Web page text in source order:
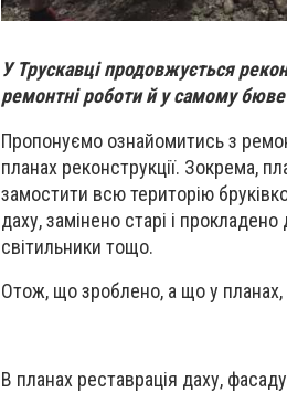
У Трускавці продовжується
ремонтні роботи й у самому
Пропонуємо ознайомитись з
планах реконструкції. Зокрема,
замостити всю територію
даху, замінено старі і
світильники тощо.
Отож, що зроблено, а що у планах,
В планах реставрація даху,